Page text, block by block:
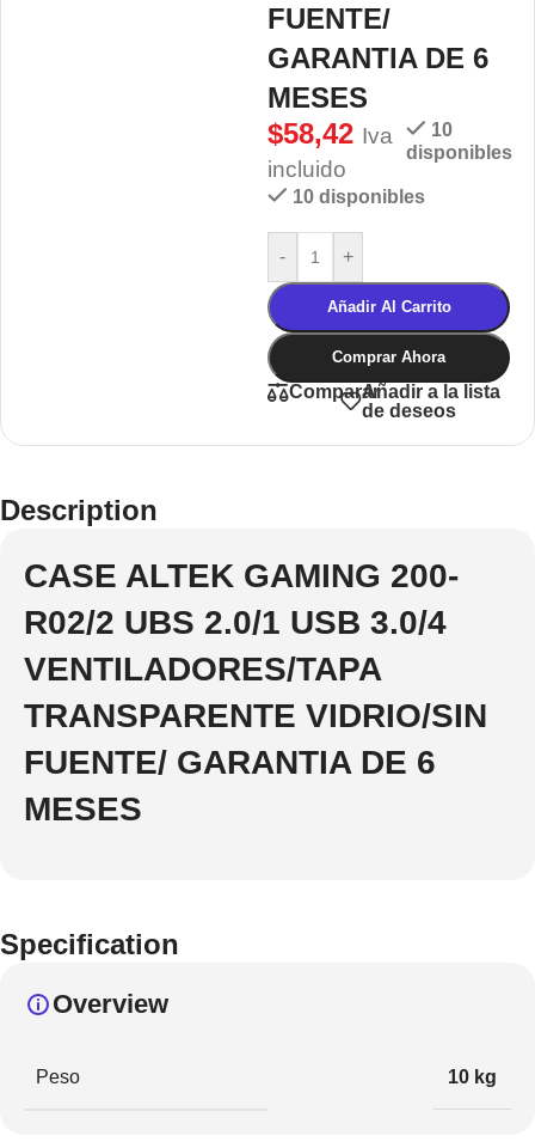
FUENTE/
GARANTIA DE 6
MESES
$58,42 Iva
incluido
10
disponibles
10 disponibles
- +
Añadir Al Carrito
Comprar Ahora
CompararAñadir a la lista
de deseos
Description
CASE ALTEK GAMING 200-
R02/2 UBS 2.0/1 USB 3.0/4
VENTILADORES/TAPA
TRANSPARENTE VIDRIO/SIN
FUENTE/ GARANTIA DE 6
MESES
Specification
Overview
Peso 10 kg